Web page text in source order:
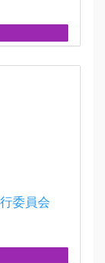
委員会